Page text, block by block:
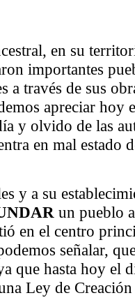
en su
importantes
a través de sus
apreciar hoy
y olvido de las
en mal estado
y a su
un pueblo
en el centro
señalar,
que hasta hoy el
Ley de